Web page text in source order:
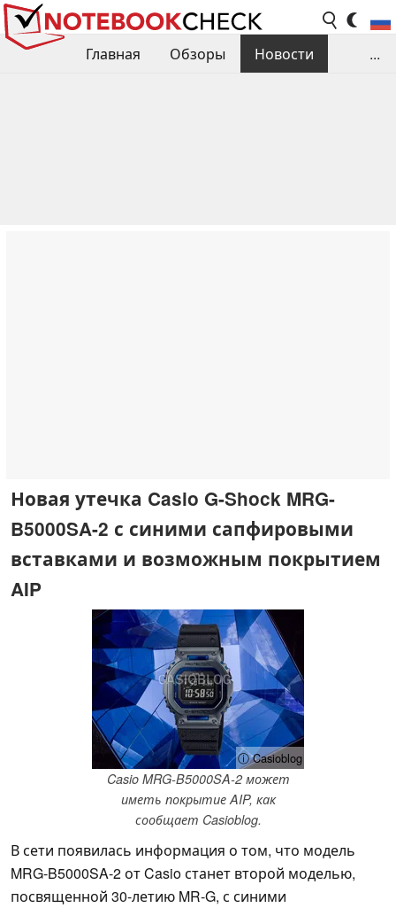
Главная Обзоры
Новости
...
Новая утечка Casio G-Shock MRG-
B5000SA-2 с синими сапфировыми
вставками и возможным покрытием
AIP
ⓘ Casioblog
Casio MRG-B5000SA-2 может
иметь покрытие AIP, как
сообщает Casioblog.
В сети появилась информация о том, что модель
MRG-B5000SA-2 от Casio станет второй моделью,
посвященной 30-летию MR-G, с синими